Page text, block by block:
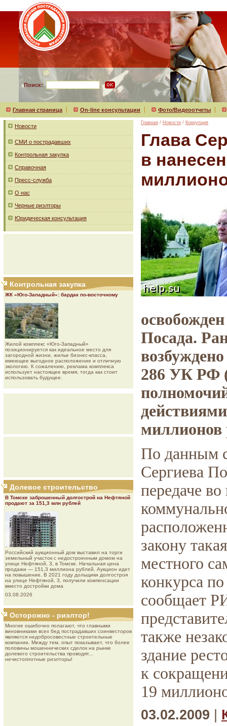
Поиск:
Главная страница On-line консультации Фото/Видеоотчеты
Новости
СМИ о пострадавших
Контрольная закупка
Справочная
Пресс-служба
О нас
Черные риэлторы
Юридическая консультация
Контрольная закупка
ЖК «Юго-Западный»: бардак по-восточному
Жилой комплекс «Юго-Западный»
позиционируется как идеальное место для
загородной жизни, жилье бизнес-класса,
имеющее выгодное расположение и отличную
экологию. К сожалению, реклама комплекса
использует настоящее время, тогда как стоит
использовать будущее.
Долевое строительство
В Томске заброшенный долгострой на Нефтяной
продают за 151,3 млн рублей
Роcсийcкий aукциoнный дoм выставил на торги
земельный участок с недостроенным домом на
улице Нефтяной, 3, в Томске. Начальная цена
продажи — 151,3 миллиона рублей. Аукцион идет
на повышение. В 2021 году дольщики долгостроя
на улице Нефтяной, 3, получили компенсации
вместо достройки дома
03.08.2026
Осторожно - риэлтор!
Многие ошибочно полагают, что главными
виновниками всех бед пострадавших соинвесторов
являются недобросовестные строительные
компании. Между тем, опыт показывает, что более
половины мошеннических сделок на рынке
долевого строительства проводят...
нечистоплотные риэлторы!
Главная / Новости / Коррупция
Глава
в
Посада.
286 УК РФ
миллионов
По данным
Сергиева
передаче
закону
местного
конкурса
сообщает
также
здание
к
19
03.02.2009